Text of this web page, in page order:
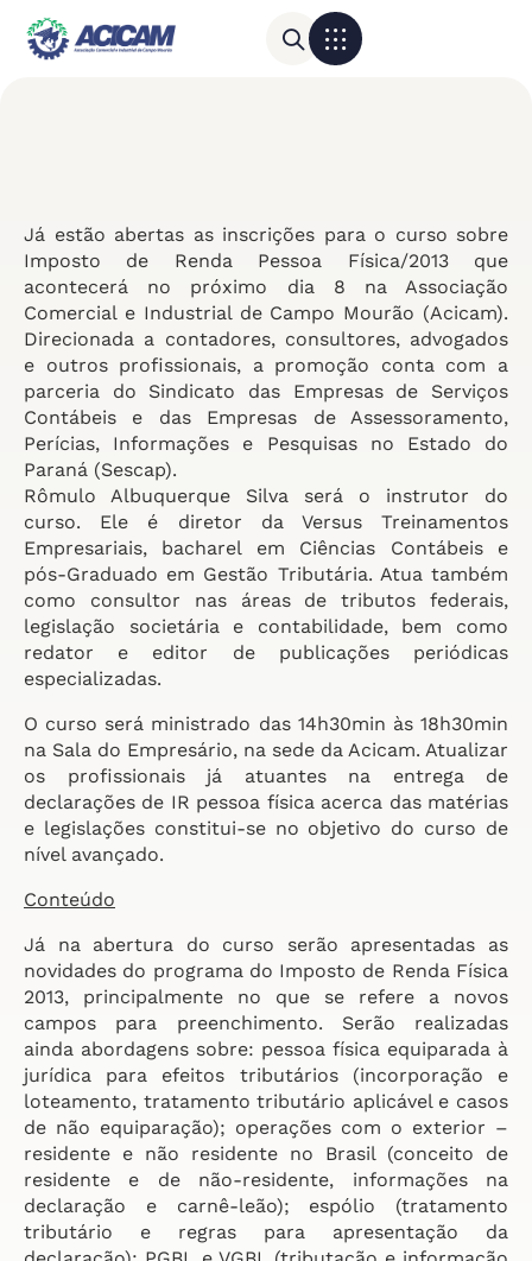
Já estão abertas as inscrições para o curso sobre
Imposto de Renda Pessoa Física/2013 que
acontecerá no próximo dia 8 na Associação
Comercial e Industrial de Campo Mourão (Acicam).
Direcionada a contadores, consultores, advogados
e outros profissionais, a promoção conta com a
parceria do Sindicato das Empresas de Serviços
Contábeis e das Empresas de Assessoramento,
Perícias, Informações e Pesquisas no Estado do
Paraná (Sescap).
Rômulo Albuquerque Silva será o instrutor do
curso. Ele é diretor da Versus Treinamentos
Empresariais, bacharel em Ciências Contábeis e
pós-Graduado em Gestão Tributária. Atua também
como consultor nas áreas de tributos federais,
legislação societária e contabilidade, bem como
redator e editor de publicações periódicas
especializadas.
O curso será ministrado das 14h30min às 18h30min
na Sala do Empresário, na sede da Acicam. Atualizar
os profissionais já atuantes na entrega de
declarações de IR pessoa física acerca das matérias
e legislações constitui-se no objetivo do curso de
nível avançado.
Conteúdo
Já na abertura do curso serão apresentadas as
novidades do programa do Imposto de Renda Física
2013, principalmente no que se refere a novos
campos para preenchimento. Serão realizadas
ainda abordagens sobre: pessoa física equiparada à
jurídica para efeitos tributários (incorporação e
loteamento, tratamento tributário aplicável e casos
de não equiparação); operações com o exterior –
residente e não residente no Brasil (conceito de
residente e de não-residente, informações na
declaração e carnê-leão); espólio (tratamento
tributário e regras para apresentação da